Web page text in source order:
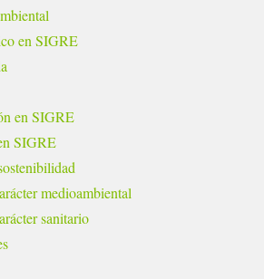
en SIGRE
en SIGRE
SIGRE
medioambiental
sanitario